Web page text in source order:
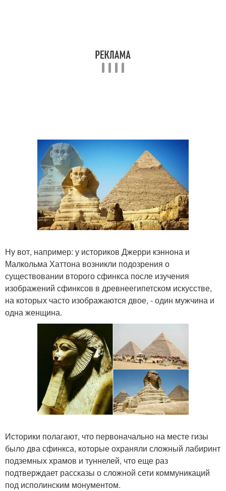
Ну вот, например: у историков Джерри кэннона и
Малкольма Хаттона возникли подозрения о
существовании второго сфинкса после изучения
изображений сфинксов в древнеегипетском искусстве,
на которых часто изображаются двое, - один мужчина и
одна женщина.
Историки полагают, что первоначально на месте гизы
было два сфинкса, которые охраняли сложный лабиринт
подземных храмов и туннелей, что еще раз
подтверждает рассказы о сложной сети коммуникаций
под исполинским монументом.